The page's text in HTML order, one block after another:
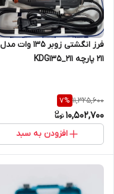
فرز انگشتی زوبر ۱۳۵ وات مدل
۲۱۱ پارچه KDG135_211
11,325,600
7%
10,502,700
افزودن به سبد